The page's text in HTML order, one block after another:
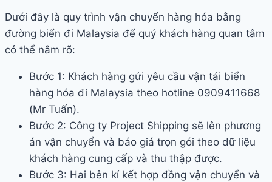
Dưới đây là quy trình vận chuyển hàng hóa bằng
đường biển đi Malaysia để quý khách hàng quan tâm
có thể nắm rõ:
Bước 1: Khách hàng gửi yêu cầu vận tải biển
hàng hóa đi Malaysia theo hotline 0909411668
(Mr Tuấn).
Bước 2: Công ty Project Shipping sẽ lên phương
án vận chuyển và báo giá trọn gói theo dữ liệu
khách hàng cung cấp và thu thập được.
Bước 3: Hai bên kí kết hợp đồng vận chuyển và